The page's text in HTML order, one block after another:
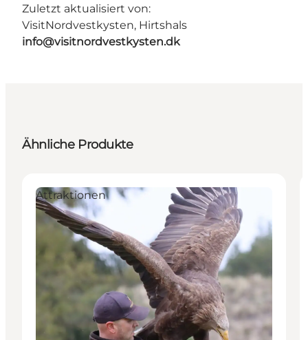
Zuletzt aktualisiert von:
VisitNordvestkysten, Hirtshals
info@visitnordvestkysten.dk
Ähnliche Produkte
Attraktionen